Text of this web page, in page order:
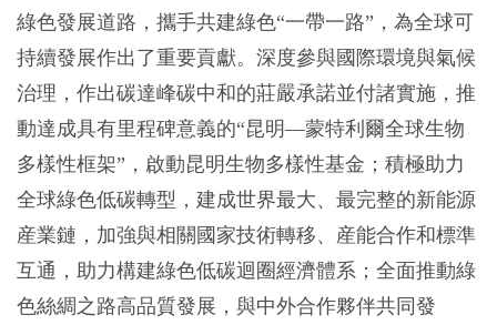
綠色發展道路，攜手共建綠色“一帶一路”，為全球可
持續發展作出了重要貢獻。深度參與國際環境與氣候
治理，作出碳達峰碳中和的莊嚴承諾並付諸實施，推
動達成具有里程碑意義的“昆明—蒙特利爾全球生物
多樣性框架”，啟動昆明生物多樣性基金；積極助力
全球綠色低碳轉型，建成世界最大、最完整的新能源
産業鏈，加強與相關國家技術轉移、産能合作和標準
互通，助力構建綠色低碳迴圈經濟體系；全面推動綠
色絲綢之路高品質發展，與中外合作夥伴共同發